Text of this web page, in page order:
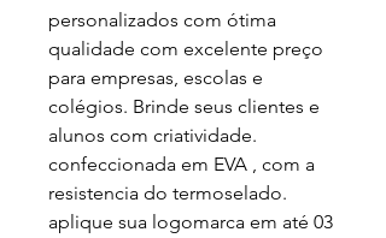
personalizados com ótima
qualidade com excelente preço
para empresas, escolas e
colégios. Brinde seus clientes e
alunos com criatividade.
confeccionada em EVA , com a
resistencia do termoselado.
aplique sua logomarca em até 03